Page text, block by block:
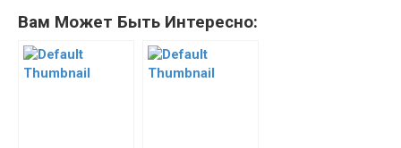
Вам Может Быть Интересно: